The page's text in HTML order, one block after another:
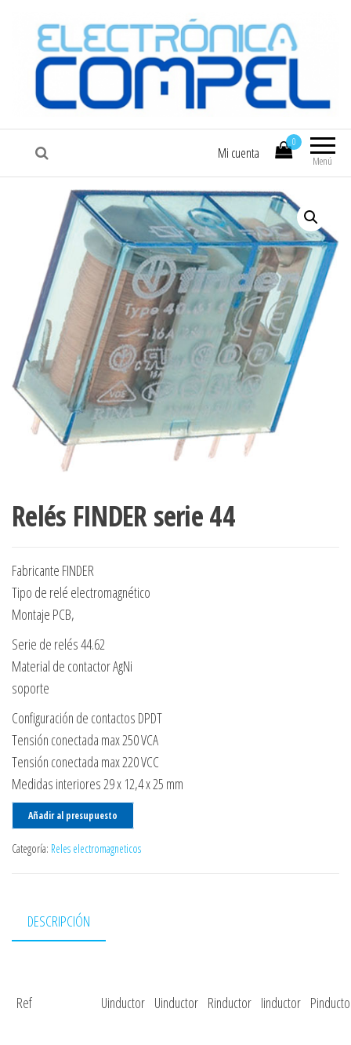
COMPEL Electrónica COMPEL
Menú
0
Mi cuenta
Relés FINDER serie 44
Fabricante FINDER
Tipo de relé electromagnético
Montaje PCB,
Serie de relés 44.62
Material de contactor AgNi
soporte
Configuración de contactos DPDT
Tensión conectada max 250 VCA
Tensión conectada max 220 VCC
Medidas interiores 29 x 12,4 x 25 mm
Añadir al presupuesto
Categoría: Reles electromagneticos
DESCRIPCIÓN
Ref Uinductor Uinductor Rinductor Iinductor